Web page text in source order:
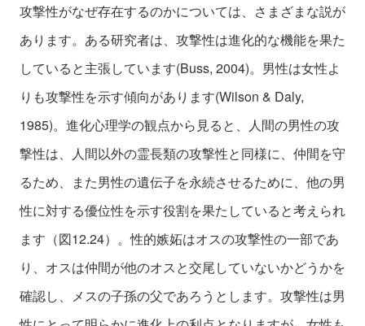
攻撃性がなぜ存在するのかについては、さまざまな説が
あります。ある研究者は、攻撃性は進化的な機能を果た
していると主張しています(Buss, 2004)。男性は女性よ
りも攻撃性を示す傾向があります(Wilson & Daly,
1985)。進化心理学の観点から見ると、人間の男性の攻
撃性は、人間以外の霊長類の攻撃性と同様に、仲間を守
るため、また男性の遺伝子を永続させるために、他の男
性に対する優位性を示す役割を果たしていると考えられ
ます（図12.24）。性的嫉妬はオスの攻撃性の一部であ
り、オスは仲間が他のオスと交尾していないかどうかを
確認し、メスの子孫の父であろうとします。攻撃性は男